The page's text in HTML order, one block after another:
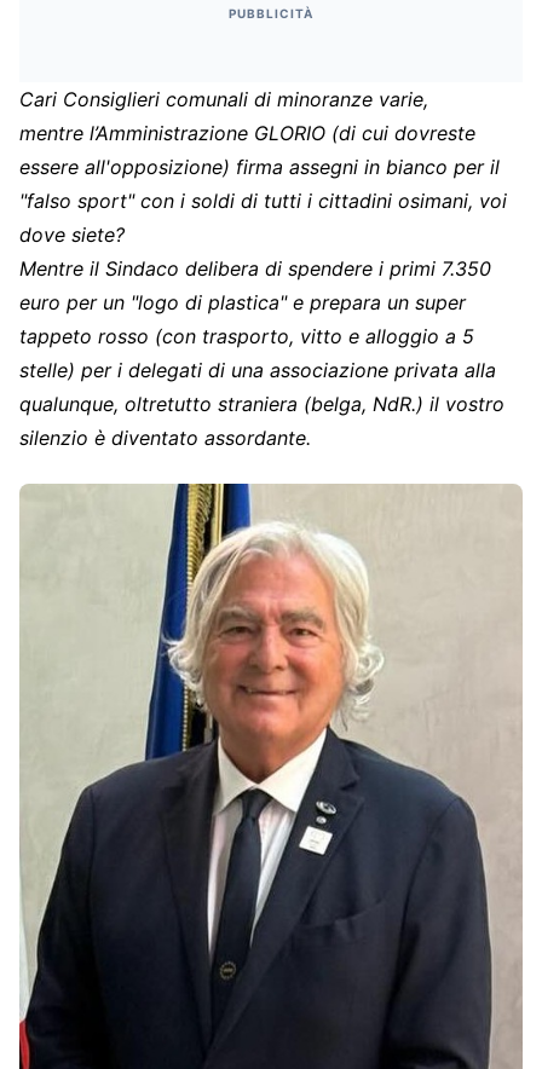
PUBBLICITÀ
Cari Consiglieri comunali di minoranze varie,
mentre l’Amministrazione GLORIO (di cui dovreste
essere all'opposizione) firma assegni in bianco per il
"falso sport" con i soldi di tutti i cittadini osimani, voi
dove siete?
Mentre il Sindaco delibera di spendere i primi 7.350
euro per un "logo di plastica" e prepara un super
tappeto rosso (con trasporto, vitto e alloggio a 5
stelle) per i delegati di una associazione privata alla
qualunque, oltretutto straniera (belga, NdR.) il vostro
silenzio è diventato assordante.